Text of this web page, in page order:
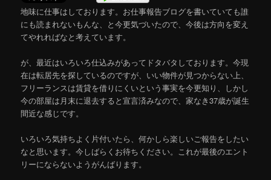
地味に仕事はしております。お仕事報告ブログを書いていても誰
にも読まれないもんな、と今更気づいたので、今後は方向を変え
てやれればなと考えています。
が、最近はいろいろ仕込みがあってドタバタしております。今現
在は転居先を探しているのですが、いい物件が見つからない上、
フリーランスは賃貸を借りにくいという事実を今更知り、しかし
今の部屋は月末に退去すると宣言済みなので、家なき37歳が誕生
間近な感じです。
いろいろ気持ちよく片付いたら、何かしら楽しいご報告をしたい
なと思います。今しばらくお待ちください。これが最後のエント
リーにならないようがんばります。